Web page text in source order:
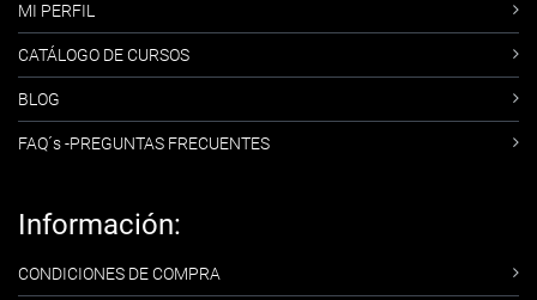
MI PERFIL
CATÁLOGO DE CURSOS
BLOG
FAQ´s -PREGUNTAS FRECUENTES
Información:
CONDICIONES DE COMPRA